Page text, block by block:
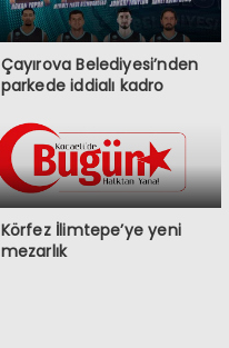
Çayırova Belediyesi’nden
parkede iddialı kadro
Körfez İlimtepe’ye yeni
mezarlık